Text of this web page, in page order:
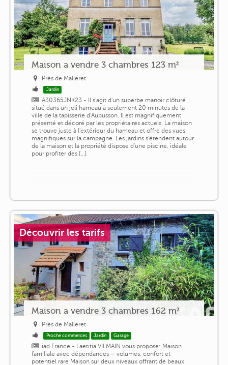
Maison a vendre 3 chambres 123 m²
Près de Malleret
Jardin
A30365JNK23 - Il s'agit d'un superbe manoir clôturé
situé dans un joli hameau à seulement 20 minutes de la
ville de la tapisserie d'Aubusson. Il est magnifiquement
présenté et décoré par les propriétaires actuels. La maison
se trouve juste à l'extérieur du hameau et offre des vues
magnifiques sur la campagne. Les jardins s'étendent autour
de la maison et la propriété dispose d'une piscine, idéale
pour profiter des [...]
Découvrir les tarifs
Maison a vendre 3 chambres 162 m²
Près de Malleret
Proche commerces Jardin Garage
iad France - Laetitia VILMAIN vous propose: Maison
familiale avec dépendances – volumes, confort et
potentiel rare Maison sur deux niveaux offrant de beaux